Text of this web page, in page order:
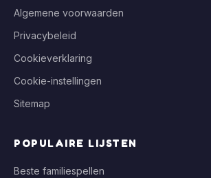
Algemene voorwaarden
Privacybeleid
Cookieverklaring
Cookie-instellingen
Sitemap
POPULAIRE LIJSTEN
Beste familiespellen